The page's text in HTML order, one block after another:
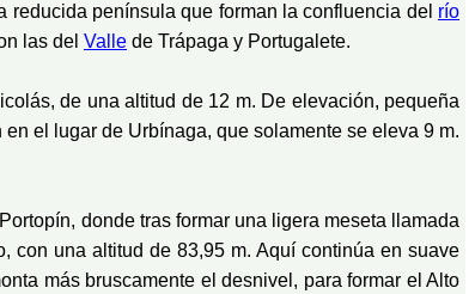
reducida península que forman la confluencia del río
las del Valle de Trápaga y Portugalete.
de una altitud de 12 m. De elevación, pequeña
el lugar de Urbínaga, que solamente se eleva 9 m.
donde tras formar una ligera meseta llamada
con una altitud de 83,95 m. Aquí continúa en suave
más bruscamente el desnivel, para formar el Alto